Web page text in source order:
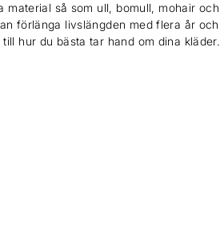
så som ull, bomull, mohair och
förlänga livslängden med flera år och
hur du bästa tar hand om dina kläder.